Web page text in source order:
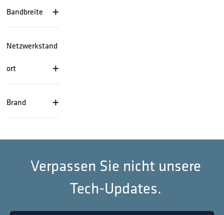
Bandbreite +
Netzwerkstand
ort
+
Brand +
Verpassen Sie nicht unsere
Tech-Updates.